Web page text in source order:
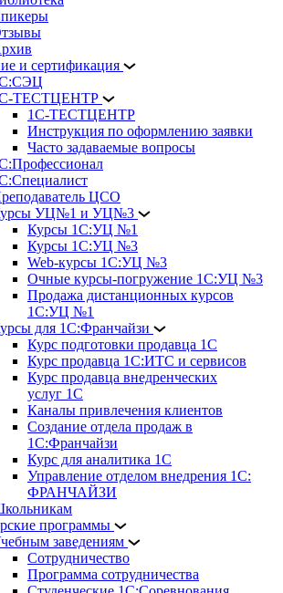
и сертификация
ТЕСТЦЕНТР
1С-ТЕСТЦЕНТР
Инструкция по оформлению заявки
Часто задаваемые вопросы
ЦСО
УЦ№1 и УЦ№3
Курсы 1С:УЦ №1
Курсы 1С:УЦ №3
Web-курсы 1С:УЦ №3
Очные курсы-погружение 1С:УЦ №3
Продажа дистанционных курсов
1С:УЦ №1
для 1С:Франчайзи
Курс подготовки продавца 1С
Курс продавца 1С:ИТС и сервисов
Курс продавца внедренческих
услуг 1С
Каналы привлечения клиентов
Создание отдела продаж в
1С:Франчайзи
Курс для аналитика 1С
Управление отделом внедрения 1С:
ФРАНЧАЙЗИ
программы
заведениям
Сотрудничество
Программа сотрудничества